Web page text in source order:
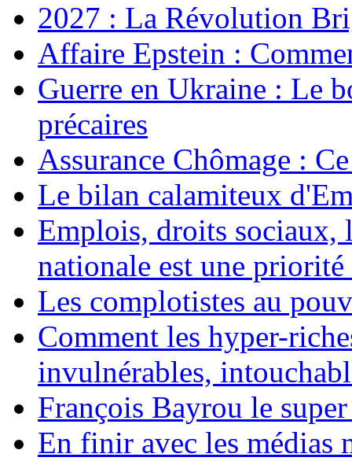
2027 : La Révolution
Affaire Epstein :
Guerre en Ukraine : Le
précaires
Assurance Chômage :
Le bilan calamiteux
Emplois, droits sociaux,
nationale est une
Les complotistes au
Comment les hyper-
invulnérables,
François Bayrou le
En finir avec les médias